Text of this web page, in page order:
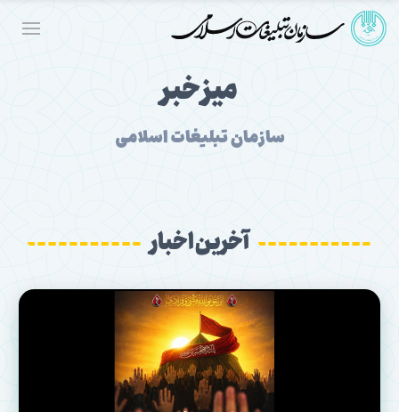
میز خبر
سازمان تبلیغات اسلامی
آخرین اخبار